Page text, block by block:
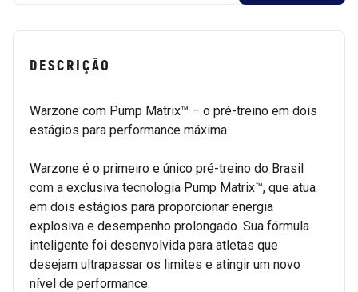
DESCRIÇÃO
Warzone com Pump Matrix™ – o pré-treino em dois
estágios para performance máxima
Warzone é o primeiro e único pré-treino do Brasil
com a exclusiva tecnologia Pump Matrix™, que atua
em dois estágios para proporcionar energia
explosiva e desempenho prolongado. Sua fórmula
inteligente foi desenvolvida para atletas que
desejam ultrapassar os limites e atingir um novo
nível de performance.